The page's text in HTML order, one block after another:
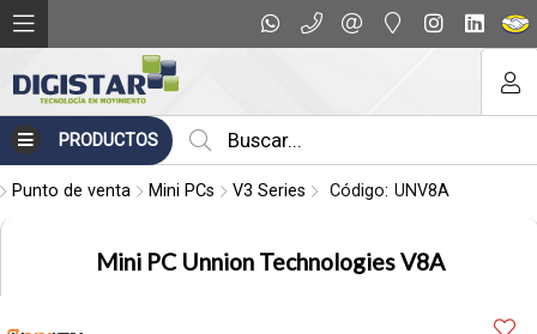
PRODUCTOS
Punto de venta Mini PCs V3 Series Código: UNV8A
Mini PC Unnion Technologies V8A